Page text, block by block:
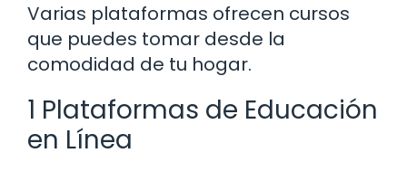
Varias plataformas ofrecen cursos
que puedes tomar desde la
comodidad de tu hogar.
1 Plataformas de Educación
en Línea